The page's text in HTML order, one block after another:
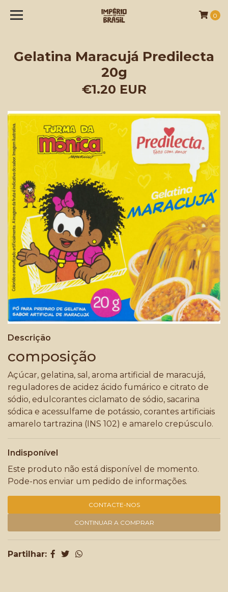
0
Gelatina Maracujá Predilecta
20g
€1.20 EUR
Descrição
composição
Açúcar, gelatina, sal, aroma artificial de maracujá,
reguladores de acidez ácido fumárico e citrato de
sódio, edulcorantes ciclamato de sódio, sacarina
sódica e acessulfame de potássio, corantes artificiais
amarelo tartrazina (INS 102) e amarelo crepúsculo.
Indisponível
Este produto não está disponível de momento.
Pode-nos enviar um pedido de informações.
CONTACTE-NOS
CONTINUAR A COMPRAR
Partilhar: